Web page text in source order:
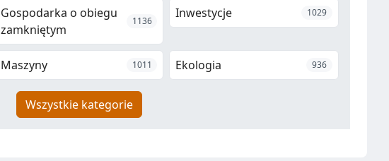
Gospodarka o obiegu
zamkniętym
1136
Inwestycje 1029
Maszyny 1011 Ekologia 936
Wszystkie kategorie